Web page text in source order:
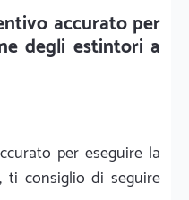
accurato per
degli estintori a
per eseguire la
ti consiglio di seguire